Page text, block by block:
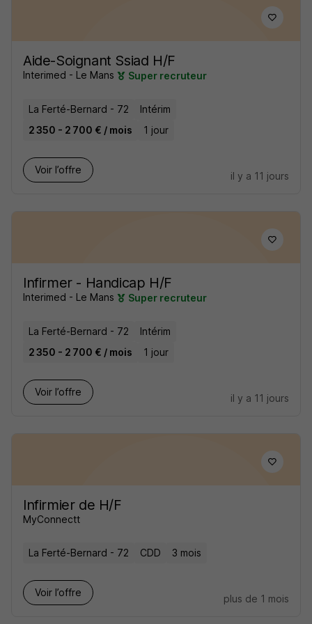
Aide-Soignant Ssiad H/F
Interimed - Le Mans Super recruteur
La Ferté-Bernard - 72
Intérim
2 350 - 2 700 € / mois
1 jour
Voir l’offre
il y a 11 jours
Infirmer - Handicap H/F
Interimed - Le Mans Super recruteur
La Ferté-Bernard - 72
Intérim
2 350 - 2 700 € / mois
1 jour
Voir l’offre
il y a 11 jours
Infirmier de H/F
MyConnectt
La Ferté-Bernard - 72 CDD 3 mois
Voir l’offre
plus de 1 mois